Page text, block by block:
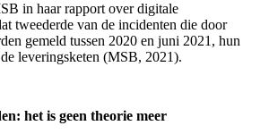
in haar rapport over digitale
tweederde van de incidenten die door
gemeld tussen 2020 en juni 2021, hun
leveringsketen (MSB, 2021).
het is geen theorie meer